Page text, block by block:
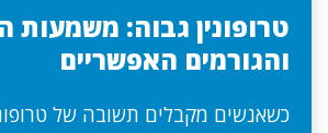
טרופונין גבוה: משמעות
והגורמים האפשריים
כשאנשים מקבלים תשובה של